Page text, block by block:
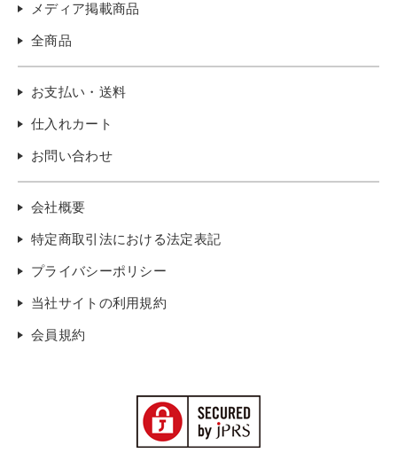
メディア掲載商品
全商品
お支払い・送料
仕入れカート
お問い合わせ
会社概要
特定商取引法における法定表記
プライバシーポリシー
当社サイトの利用規約
会員規約